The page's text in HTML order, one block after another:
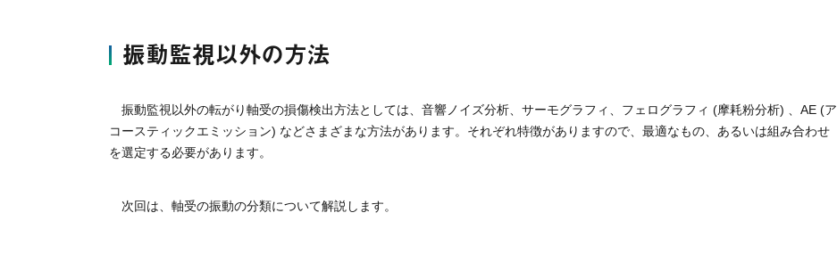
振動監視以外の方法
振動監視以外の転がり軸受の損傷検出方法としては、音響ノイズ分析、サーモグラフィ、フェログラフィ (摩耗粉分析) 、AE (ア
コースティックエミッション) などさまざまな方法があります。それぞれ特徴がありますので、最適なもの、あるいは組み合わせ
を選定する必要があります。
次回は、軸受の振動の分類について解説します。